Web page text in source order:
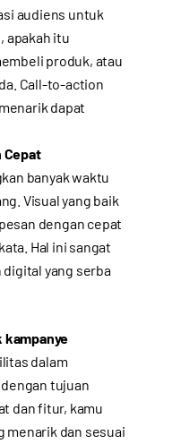
audiens untuk
apakah itu
produk, atau
Call-to-action
dapat
Cepat
banyak waktu
Visual yang baik
dengan cepat
Hal ini sangat
yang serba
dalam
tujuan
dan fitur, kamu
menarik dan sesuai